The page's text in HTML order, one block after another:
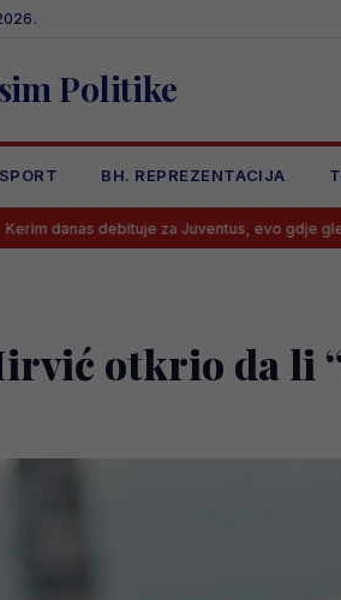
Politike
SPORT BH. REPREZENTACIJA
za Juventus, evo gdje gledati utakmicu i
otkrio da li